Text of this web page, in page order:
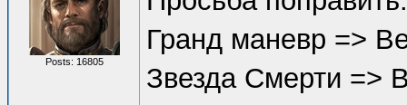
Posts: 16805
Гранд маневр =>
Звезда Смерти =>